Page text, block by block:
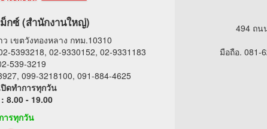
กซ์ (สำนักงานใหญ่)
เขตวังทองหลาง กทม.10310
5393218, 02-9330152, 02-9331183
539-3219
099-3218100, 091-884-4625
ปิดทำการทุกวัน
8.00 - 19.00
ารทุกวัน
494 ถน
มือถือ. 081-